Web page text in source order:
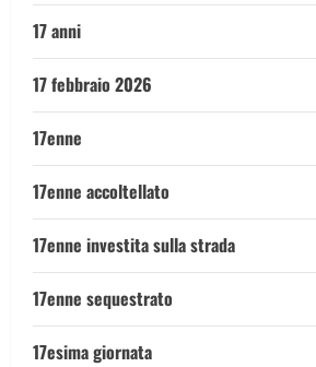
17 anni
17 febbraio 2026
17enne
17enne accoltellato
17enne investita sulla strada
17enne sequestrato
17esima giornata